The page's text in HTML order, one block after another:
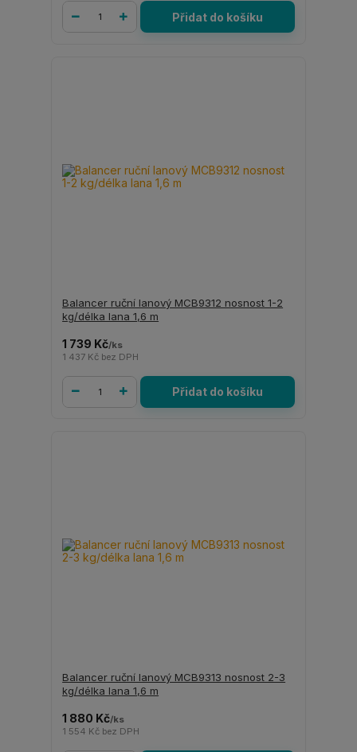
Přidat do košíku
Balancer ruční lanový MCB9312 nosnost 1-2
kg/délka lana 1,6 m
1 739 Kč/ks
1 437 Kč bez DPH
Přidat do košíku
Balancer ruční lanový MCB9313 nosnost 2-3
kg/délka lana 1,6 m
1 880 Kč/ks
1 554 Kč bez DPH